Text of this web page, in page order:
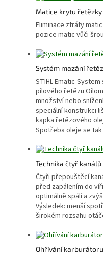
Matice krytu
Eliminace ztráty
pozice matic vůči
Systém mazání
STIHL Ematic-
pilového řetězu
množství nebo
speciální konstrukci
kapka řetězového
Spotřeba oleje se
Technika čtyř kanálů
Čtyři přepouštěcí
před zapálením do
optimálně spálí a
Výsledek: menší
širokém rozsahu
Ohřívání